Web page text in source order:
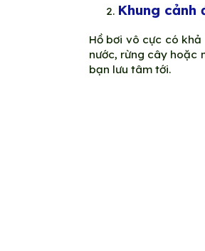
Khung cảnh
Hồ bơi vô cực có
nước, rừng cây hoặc
bạn lưu tâm tới.